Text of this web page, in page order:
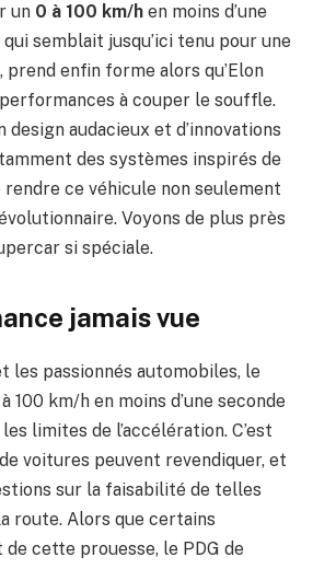
un 0 à 100 km/h en moins d’une
semblait jusqu’ici tenu pour une
enfin forme alors qu’Elon
à couper le souffle.
design audacieux et d’innovations
des systèmes inspirés de
ce véhicule non seulement
Voyons de plus près
si spéciale.
jamais vue
les passionnés automobiles, le
100 km/h en moins d’une seconde
limites de l’accélération. C’est
voitures peuvent revendiquer, et
sur la faisabilité de telles
route. Alors que certains
cette prouesse, le PDG de